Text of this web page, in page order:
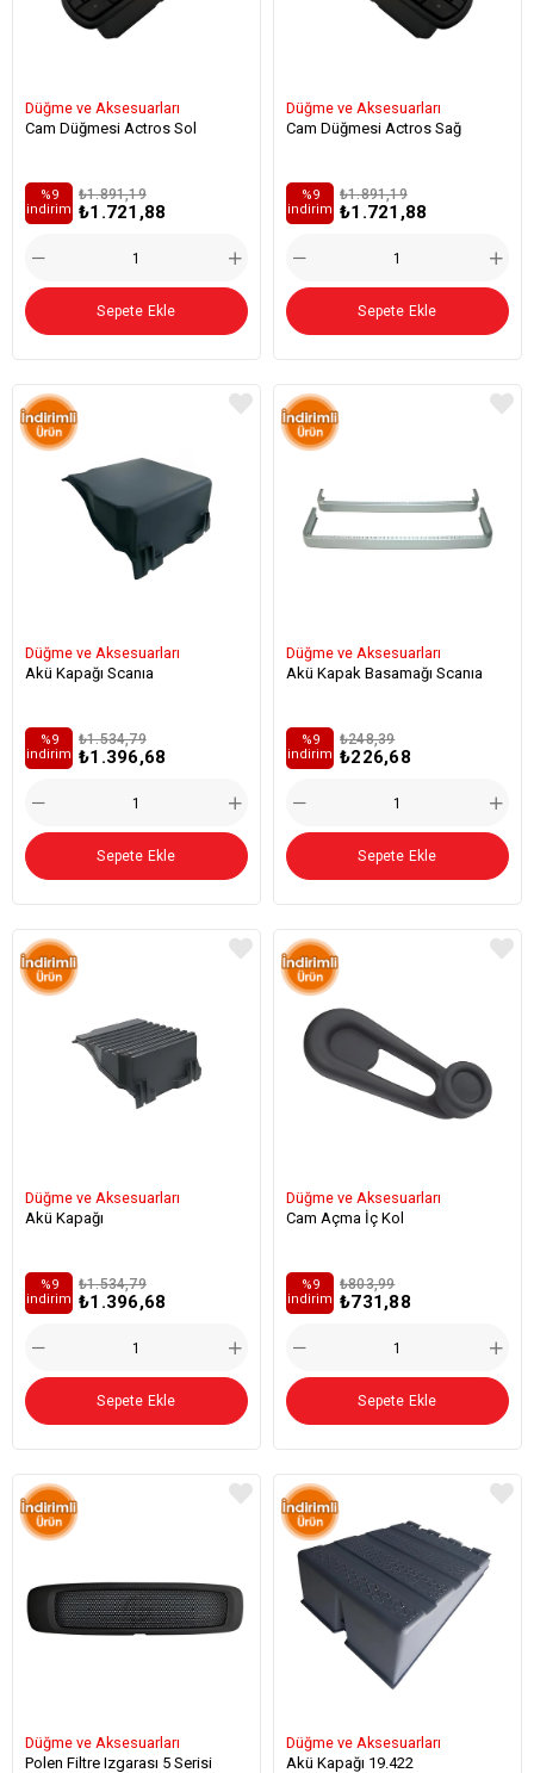
Düğme ve Aksesuarları
Cam Düğmesi Actros Sol
₺1.721,88
₺1.891,19
%9
i̇ndirim
Sepete Ekle
Düğme ve Aksesuarları
Cam Düğmesi Actros Sağ
₺1.721,88
₺1.891,19
%9
i̇ndirim
Sepete Ekle
Düğme ve Aksesuarları
Akü Kapağı Scanıa
₺1.396,68
₺1.534,79
%9
i̇ndirim
Sepete Ekle
Düğme ve Aksesuarları
Akü Kapak Basamağı Scanıa
₺226,68
₺248,39
%9
i̇ndirim
Sepete Ekle
Düğme ve Aksesuarları
Akü Kapağı
₺1.396,68
₺1.534,79
%9
i̇ndirim
Sepete Ekle
Düğme ve Aksesuarları
Cam Açma İç Kol
₺731,88
₺803,99
%9
i̇ndirim
Sepete Ekle
Düğme ve Aksesuarları
Polen Filtre Izgarası 5 Serisi
Düğme ve Aksesuarları
Akü Kapağı 19.422